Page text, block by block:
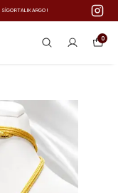
SIGORTALI KARGO!
0